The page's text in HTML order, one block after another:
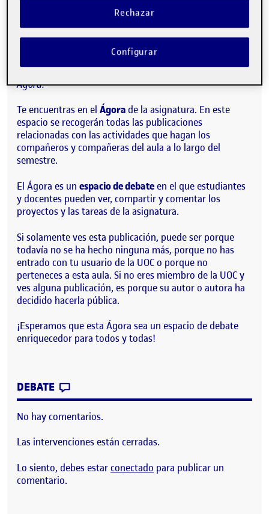
Esta publicación se ha generado automáticamente en el
Ágora.
Te encuentras en el Ágora de la asignatura. En este
espacio se recogerán todas las publicaciones
relacionadas con las actividades que hagan los
compañeros y compañeras del aula a lo largo del
semestre.
El Ágora es un espacio de debateen el que estudiantes
y docentes pueden ver, compartir y comentar los
proyectos y las tareas de la asignatura.
Si solamente ves esta publicación, puede ser porque
todavía no se ha hecho ninguna más, porque no has
entrado con tu usuario de la UOC o porque no
perteneces a esta aula. Si no eres miembro de la UOC y
ves alguna publicación, es porque su autor o autora ha
decidido hacerla pública.
¡Esperamos que esta Ágora sea un espacio de debate
enriquecedor para todos y todas!
DEBATE
No hay comentarios.
Las intervenciones están cerradas.
Lo siento, debes estarconectado para publicar un
comentario.
Rechazar
Configurar